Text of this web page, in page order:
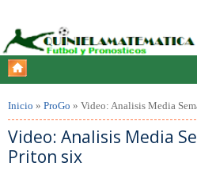
Inicio » ProGo » Video: Analisis Media
Video: Analisis Media
Priton six